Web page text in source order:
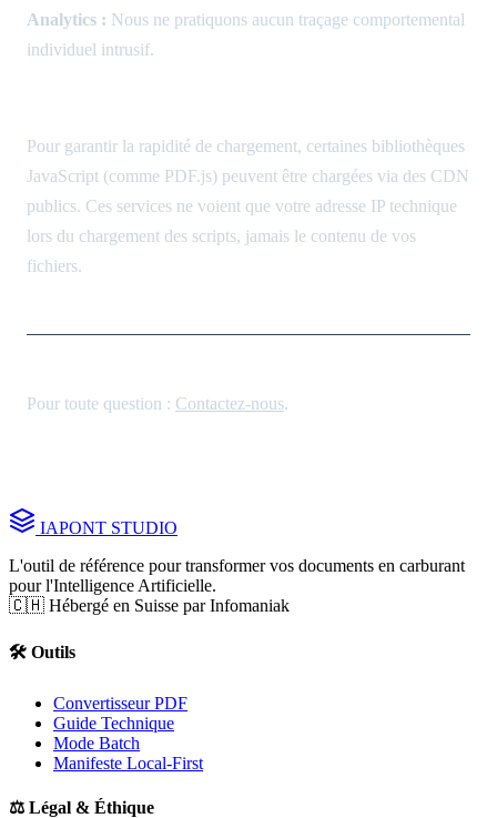
Analytics : Nous ne pratiquons aucun traçage comportemental
individuel intrusif.
Pour garantir la rapidité de chargement, certaines bibliothèques
JavaScript (comme PDF.js) peuvent être chargées via des CDN
publics. Ces services ne voient que votre adresse IP technique
lors du chargement des scripts, jamais le contenu de vos
fichiers.
Pour toute question : Contactez-nous.
IAPONT STUDIO
L'outil de référence pour transformer vos documents en carburant
pour l'Intelligence Artificielle.
🇨🇭 Hébergé en Suisse par Infomaniak
🛠️ Outils
Convertisseur PDF
Guide Technique
Mode Batch
Manifeste Local-First
⚖️ Légal & Éthique